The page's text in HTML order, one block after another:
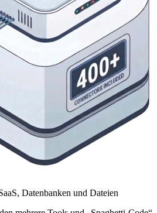
Datenbanken und Dateien